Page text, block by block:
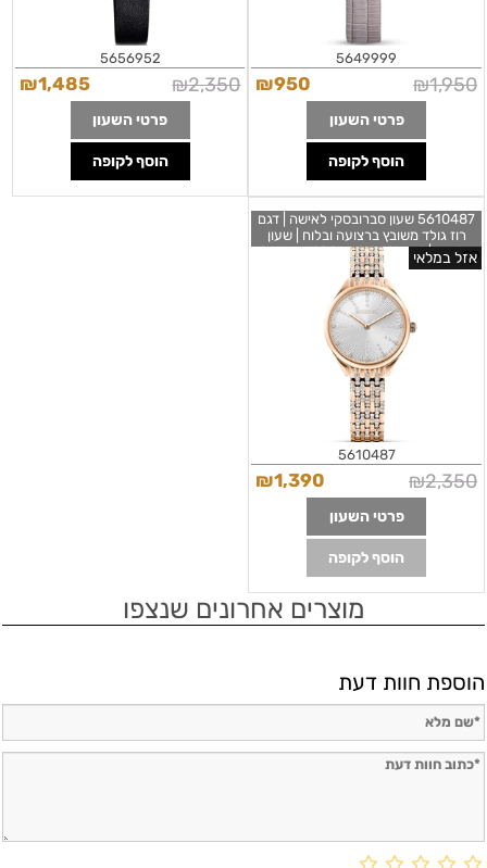
5649999
₪1,950
₪950
פרטי השעון
הוסף לקופה
5656952
₪2,350
₪1,485
פרטי השעון
הוסף לקופה
5610487 שעון סברובסקי לאישה | דגם
רוז גולד משובץ ברצועה ובלוח | שעון
אלגנטי | Swarovski Crystal Attract
Watch Metal Bracelet, White, Rose-
Gold Tone 5610487
אזל במלאי
5610487
₪2,350
₪1,390
פרטי השעון
הוסף לקופה
מוצרים אחרונים שנצפו
הוספת חוות דעת